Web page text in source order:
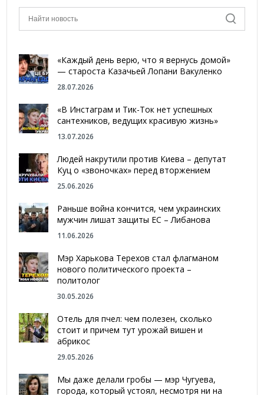
«Каждый день верю, что я вернусь домой»
— староста Казачьей Лопани Вакуленко
28.07.2026
«В Инстаграм и Тик-Ток нет успешных
сантехников, ведущих красивую жизнь»
13.07.2026
Людей накрутили против Киева – депутат
Куц о «звоночках» перед вторжением
25.06.2026
Раньше война кончится, чем украинских
мужчин лишат защиты ЕС – Либанова
11.06.2026
Мэр Харькова Терехов стал флагманом
нового политического проекта –
политолог
30.05.2026
Отель для пчел: чем полезен, сколько
стоит и причем тут урожай вишен и
абрикос
29.05.2026
Мы даже делали гробы — мэр Чугуева,
города, который устоял, несмотря ни на